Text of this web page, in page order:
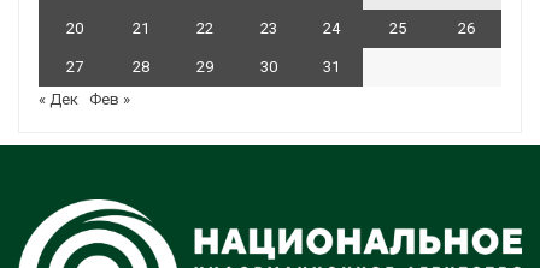
20 21 22 23 24 25 26
27 28 29 30
31
« Дек Фев »